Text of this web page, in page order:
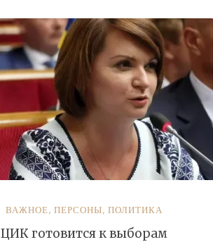
ВАЖНОЕ, ПЕРСОНЫ, ПОЛИТИКА
ЦИК готовится к выборам